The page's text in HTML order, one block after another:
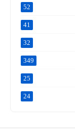
52
41
32
349
25
24